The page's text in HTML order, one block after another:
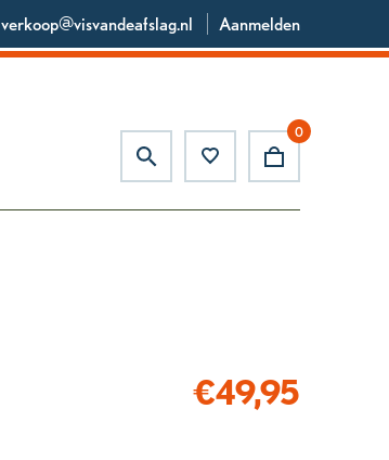
verkoop@visvandeafslag.nl Aanmelden
0
€49,95